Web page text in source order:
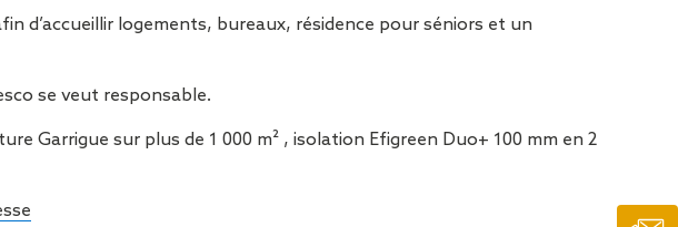
d’accueillir logements, bureaux, résidence pour séniors et un
se veut responsable.
Garrigue sur plus de 1 000 m² , isolation Efigreen Duo+ 100 mm en 2